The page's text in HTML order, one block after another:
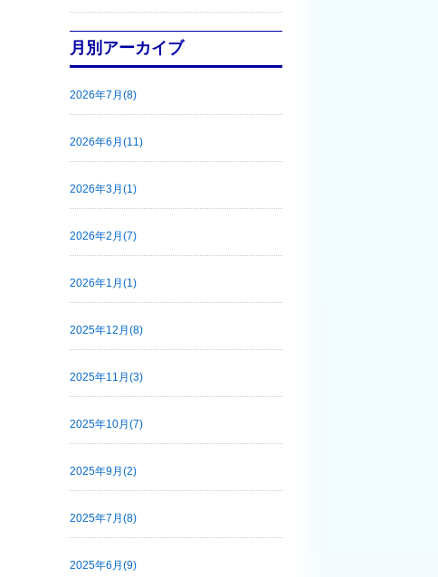
月別アーカイブ
2026年7月(8)
2026年6月(11)
2026年3月(1)
2026年2月(7)
2026年1月(1)
2025年12月(8)
2025年11月(3)
2025年10月(7)
2025年9月(2)
2025年7月(8)
2025年6月(9)